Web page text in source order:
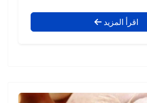
اقرأ المزيد